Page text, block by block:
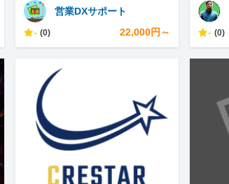
営業DXサポート
- (0) 22,000円～
- (0)